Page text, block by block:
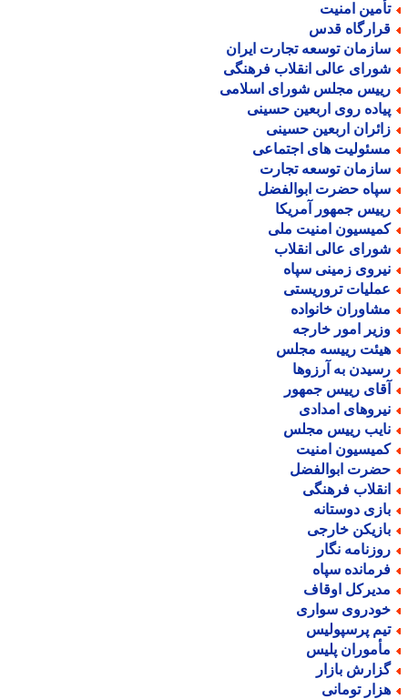
امنیت
قدس
توسعه تجارت ایران
عالی انقلاب فرهنگی
مجلس شورای اسلامی
روی اربعین حسینی
اربعین حسینی
های اجتماعی
توسعه تجارت
حضرت ابوالفضل
جمهور آمریکا
امنیت ملی
عالی انقلاب
زمینی سپاه
تروریستی
خانواده
امور خارجه
رییسه مجلس
به آرزوها
رییس جمهور
امدادی
رییس مجلس
امنیت
ابوالفضل
فرهنگی
دوستانه
خارجی
نگار
سپاه
اوقاف
سواری
پرسپولیس
پلیس
بازار
تومانی